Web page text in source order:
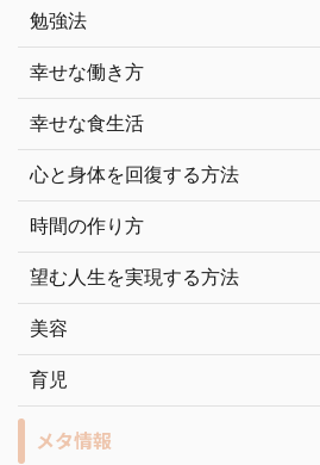
勉強法
幸せな働き方
幸せな食生活
心と身体を回復する方法
時間の作り方
望む人生を実現する方法
美容
育児
メタ情報